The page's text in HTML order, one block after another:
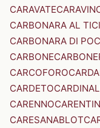
CARAVATE
CARBONARA AL
CARBONARA DI PO
CARBONE
CARCOFORO
CARDETO
CARENNO
CARESANABLOT